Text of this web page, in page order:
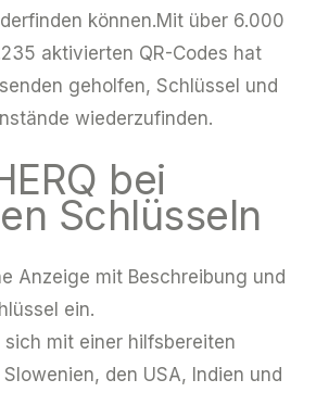
können.Mit über 6.000
aktivierten QR-Codes hat
geholfen, Schlüssel und
wiederzufinden.
bei
Schlüsseln
Anzeige mit Beschreibung und
ein.
sich mit einer hilfsbereiten
den USA, Indien und